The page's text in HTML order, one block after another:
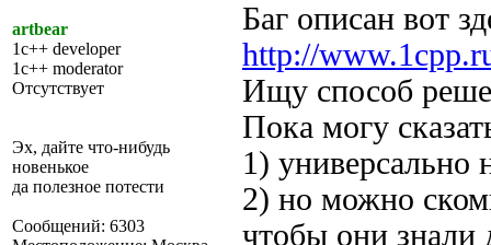
artbear
1c++ developer
1c++ moderator
Отсутствует
Эх, дайте что-нибудь
новенькое
да полезное потести
Сообщений: 6303
Баг описан вот
http://
Ищу способ
Пока могу
1) универсально
2) но можно
чтобы они знали